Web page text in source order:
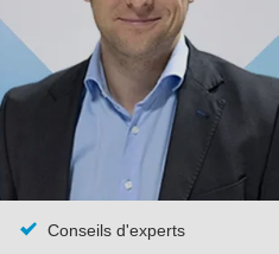
Conseils d'experts